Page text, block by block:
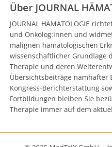
Über JOURNAL
JOURNAL HÄMATOLOGIE
und Onkolog:innen und
malignen hämatologischen
wissenschaftlicher Grundlage
Therapie und deren
Übersichtsbeiträge namhafter
Kongress-Berichterstattung
Fortbildungen bleiben Sie
Therapie immer auf dem